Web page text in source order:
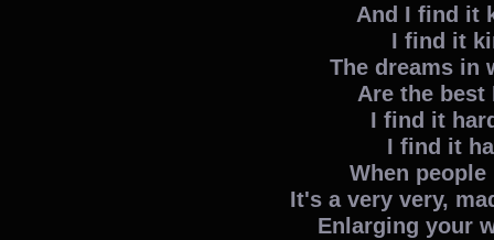
And I find it
I find it
The dreams in
Are the best
I find it
I find it
When
It's a very very,
Enlarging your